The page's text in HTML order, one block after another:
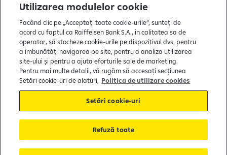
Termeni și condiții
Politică de utilizare cookies
Preferințe cookie-uri
Politica de confidențialitate
Protecția consumatorului
Soluționarea alternativă a litigiilor
Garantarea depozitelor
Utilizarea modulelor cookie
Facând clic pe „Acceptați toate cookie-urile”, sunteți de
acord cu faptul ca Raiffeisen Bank S.A., în calitatea sa de
operator, să stocheze cookie-urile pe dispozitivul dvs. pentru
a îmbunătăți navigarea pe site, pentru a analiza utilizarea
site-ului și pentru a ajuta eforturile sale de marketing.
Pentru mai multe detalii, vă rugăm să accesați secțiunea
Setări cookie-uri de alaturi, Politica de utilizare cookies
Setări cookie-uri
Refuză toate